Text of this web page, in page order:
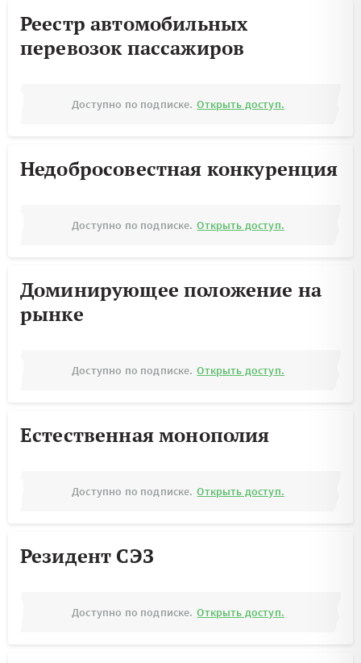
Реестр автомобильных
перевозок пассажиров
Доступно по подписке. Открыть доступ.
Недобросовестная конкуренция
Доступно по подписке. Открыть доступ.
Доминирующее положение на
рынке
Доступно по подписке. Открыть доступ.
Естественная монополия
Доступно по подписке. Открыть доступ.
Резидент СЭЗ
Доступно по подписке. Открыть доступ.